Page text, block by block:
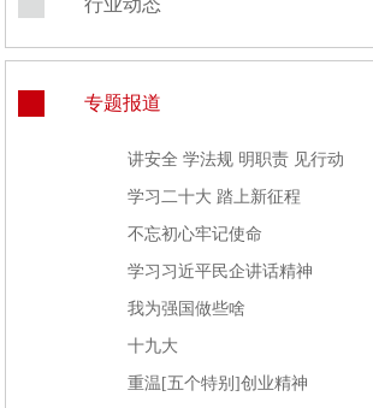
专题报道
讲安全 学法规 明职责 见行动
学习二十大 踏上新征程
不忘初心牢记使命
学习习近平民企讲话精神
我为强国做些啥
十九大
重温[五个特别]创业精神